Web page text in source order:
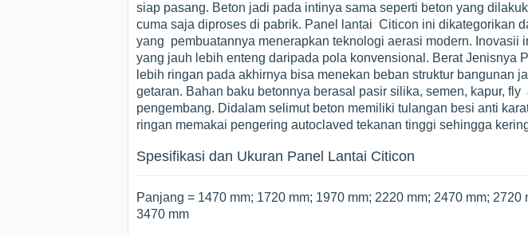
siap pasang. Beton jadi pada intinya sama seperti beton yang
cuma saja diproses di pabrik. Panel lantai Citicon ini dikategorikan
yang pembuatannya menerapkan teknologi aerasi modern. Inovasii
yang jauh lebih enteng daripada pola konvensional. Berat Jenisnya
lebih ringan pada akhirnya bisa menekan beban struktur bangunan
getaran. Bahan baku betonnya berasal pasir silika, semen, kapur, fly
pengembang. Didalam selimut beton memiliki tulangan besi anti
ringan memakai pengering autoclaved tekanan tinggi sehingga
Spesifikasi dan Ukuran Panel Lantai Citicon
Panjang = 1470 mm; 1720 mm; 1970 mm; 2220 mm; 2470 mm; 2720
3470 mm